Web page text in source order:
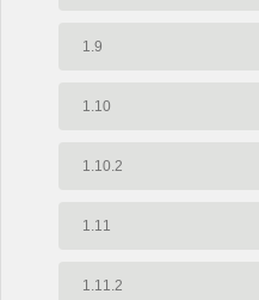
1.9
1.10
1.10.2
1.11
1.11.2